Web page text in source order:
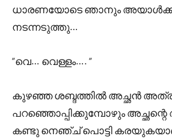
ധാരണയോടെ ഞാനും
നടന്നടുത്തു…
“വെ… വെള്ളം…. “
കുഴഞ്ഞ ശബ്ദത്തിൽ അച്ഛൻ
പറഞ്ഞൊപ്പിക്കുമ്പോഴും
കണ്ടു നെഞ്ച് പൊട്ടി